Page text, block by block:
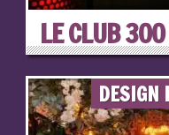
LE CLUB 300
DESIGN